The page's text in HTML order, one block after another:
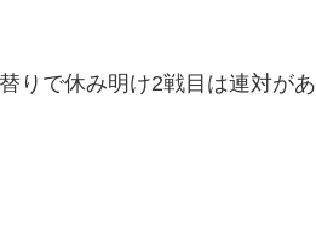
りで休み明け2戦目は連対があ